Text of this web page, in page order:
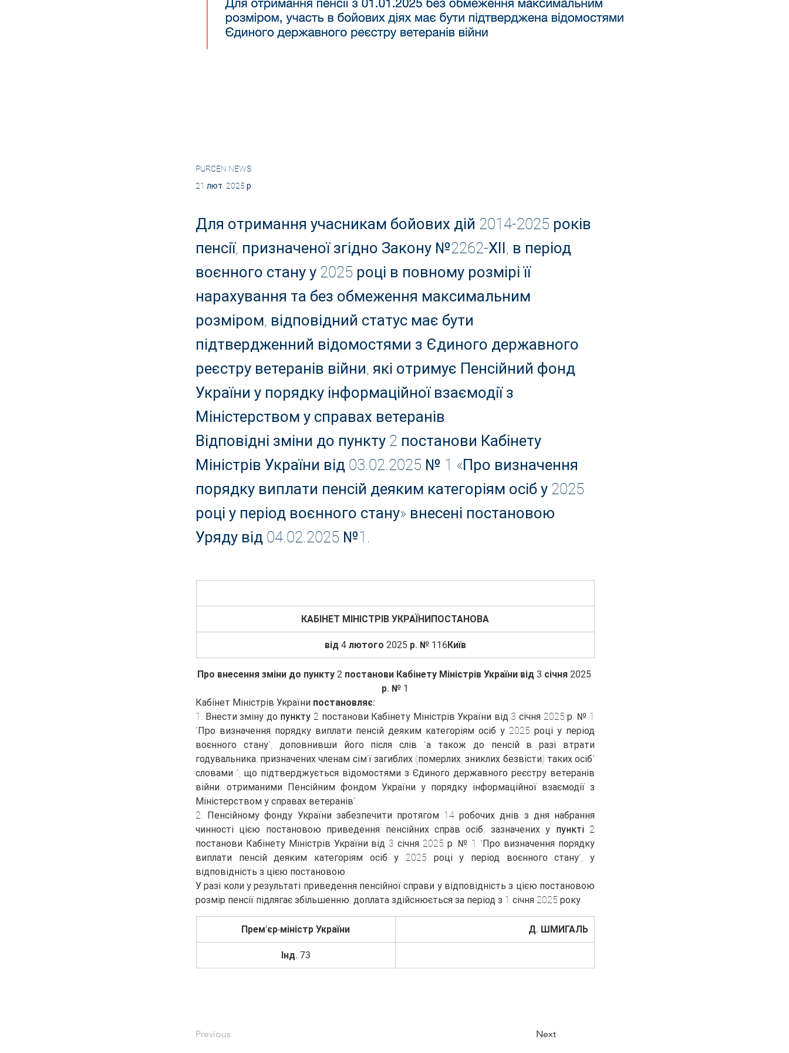
PURCEN NEWS
21 лют. 2025 р.
Для отримання учасникам бойових дій 2014-2025 років
пенсії, призначеної згідно Закону №2262-ХІІ, в період
воєнного стану у 2025 році в повному розмірі її
нарахування та без обмеження максимальним
розміром, відповідний статус має бути
підтвердженний відомостями з Єдиного державного
реєстру ветеранів війни, які отримує Пенсійний фонд
України у порядку інформаційної взаємодії з
Міністерством у справах ветеранів.
Відповідні зміни до пункту 2 постанови Кабінету
Міністрів України від 03.02.2025 № 1 «Про визначення
порядку виплати пенсій деяким категоріям осіб у 2025
році у період воєнного стану» внесені постановою
Уряду від 04.02.2025 №1.
КАБІНЕТ МІНІСТРІВ УКРАЇНИПОСТАНОВА
від 4 лютого 2025 р. № 116Київ
Про внесення зміни до пункту 2 постанови Кабінету Міністрів України від 3 січня 2025
р. № 1
Кабінет Міністрів України постановляє:
1. Внести зміну до пункту 2 постанови Кабінету Міністрів України від 3 січня 2025 р. № 1
“Про визначення порядку виплати пенсій деяким категоріям осіб у 2025 році у період
воєнного стану”, доповнивши його після слів “а також до пенсій в разі втрати
годувальника, призначених членам сім’ї загиблих (померлих, зниклих безвісти) таких осіб”
словами “, що підтверджується відомостями з Єдиного державного реєстру ветеранів
війни, отриманими Пенсійним фондом України у порядку інформаційної взаємодії з
Міністерством у справах ветеранів”.
2. Пенсійному фонду України забезпечити протягом 14 робочих днів з дня набрання
чинності цією постановою приведення пенсійних справ осіб, зазначених у пункті 2
постанови Кабінету Міністрів України від 3 січня 2025 р. № 1 “Про визначення порядку
виплати пенсій деяким категоріям осіб у 2025 році у період воєнного стану”, у
відповідність з цією постановою.
У разі коли у результаті приведення пенсійної справи у відповідність з цією постановою
розмір пенсії підлягає збільшенню, доплата здійснюється за період з 1 січня 2025 року.
Прем'єр-міністр України Д. ШМИГАЛЬ
Інд. 73
Previous Next